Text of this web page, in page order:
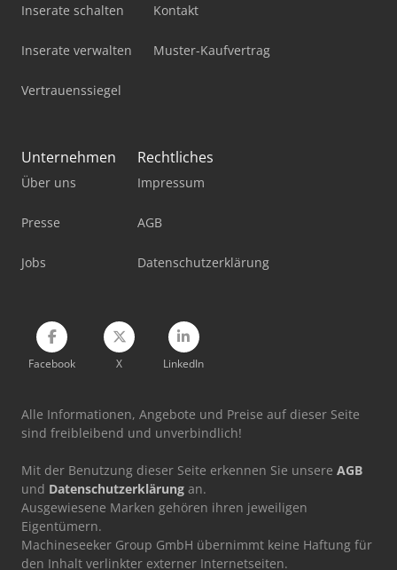
Lissmac Sbm-Xl 1500 S2B2
Metallkraft Sbm 140-12
V-Trade Mx B5S
Inserate schalten
Inserate verwalten
Vertrauenssiegel
Kontakt
Muster-Kaufvertrag
Unternehmen
Über uns
Presse
Jobs
Rechtliches
Impressum
AGB
Datenschutzerklärung
Facebook X LinkedIn
Alle Informationen, Angebote und Preise auf dieser Seite
sind freibleibend und unverbindlich!
Mit der Benutzung dieser Seite erkennen Sie unsere AGB
und Datenschutzerklärung an.
Ausgewiesene Marken gehören ihren jeweiligen
Eigentümern.
Machineseeker Group GmbH übernimmt keine Haftung für
den Inhalt verlinkter externer Internetseiten.